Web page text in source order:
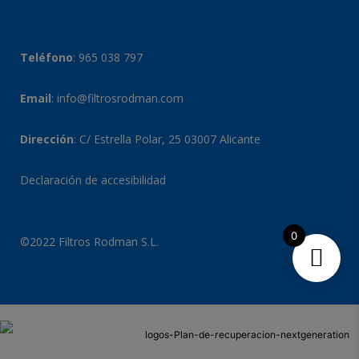
Teléfono: 965 038 797
Email: info@filtrosrodman.com
Dirección: C/ Estrella Polar, 25 03007 Alicante
Declaración de accesibilidad
©2022 Filtros Rodman S.L. 0